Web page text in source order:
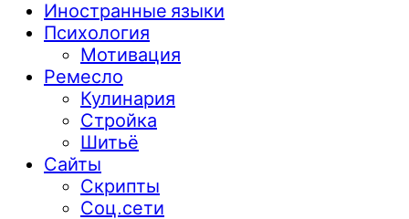
Иностранные языки
Психология
Мотивация
Ремесло
Кулинария
Стройка
Шитьё
Сайты
Скрипты
Соц.сети